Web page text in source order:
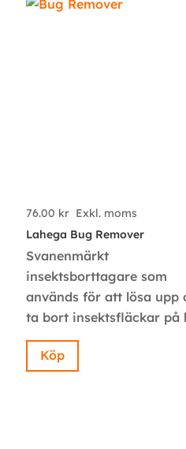
76.00 kr Exkl. moms
Lahega Bug Remover
Svanenmärkt
insektsborttagare som
används för att lösa upp
ta bort insektsfläckar på
Köp